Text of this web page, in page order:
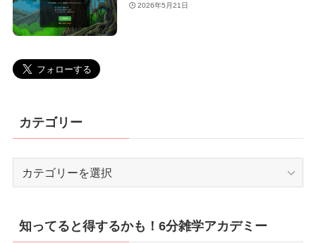
2026年5月21日
カテゴリー
リ
ー
知ってると得するかも！6分雑学アカデミー